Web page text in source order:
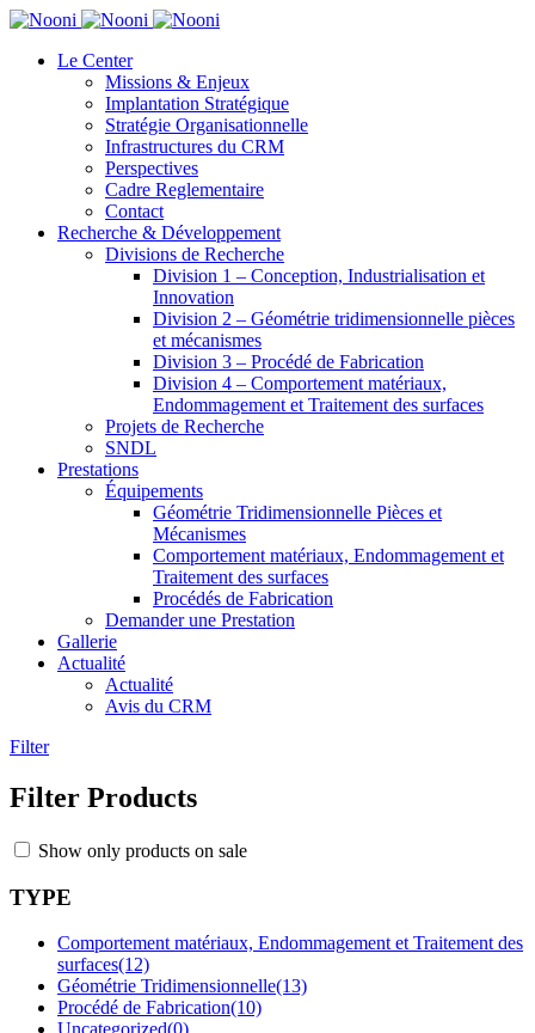
Le Center
Missions & Enjeux
Implantation Stratégique
Stratégie Organisationnelle
Infrastructures du CRM
Perspectives
Cadre Reglementaire
Contact
Recherche & Développement
Divisions de Recherche
Division 1 – Conception, Industrialisation et
Innovation
Division 2 – Géométrie tridimensionnelle pièces
et mécanismes
Division 3 – Procédé de Fabrication
Division 4 – Comportement matériaux,
Endommagement et Traitement des surfaces
Projets de Recherche
SNDL
Prestations
Équipements
Géométrie Tridimensionnelle Pièces et
Mécanismes
Comportement matériaux, Endommagement et
Traitement des surfaces
Procédés de Fabrication
Demander une Prestation
Gallerie
Actualité
Actualité
Avis du CRM
Filter
Filter Products
Show only products on sale
TYPE
Comportement matériaux, Endommagement et Traitement des
surfaces(12)
Géométrie Tridimensionnelle(13)
Procédé de Fabrication(10)